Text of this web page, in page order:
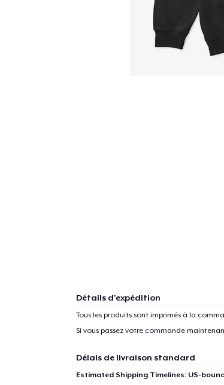
Détails d'expédition
Tous les produits sont imprimés à la
Si vous passez votre commande
Délais de livraison standard
Estimated Shipping Timelines: US-